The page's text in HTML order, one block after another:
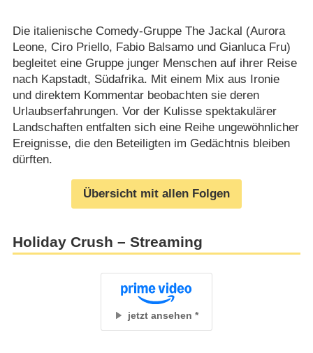
Die italienische Comedy-Gruppe The Jackal (Aurora
Leone, Ciro Priello, Fabio Balsamo und Gianluca Fru)
begleitet eine Gruppe junger Menschen auf ihrer Reise
nach Kapstadt, Südafrika. Mit einem Mix aus Ironie
und direktem Kommentar beobachten sie deren
Urlaubserfahrungen. Vor der Kulisse spektakulärer
Landschaften entfalten sich eine Reihe ungewöhnlicher
Ereignisse, die den Beteiligten im Gedächtnis bleiben
dürften.
Übersicht mit allen Folgen
Holiday Crush – Streaming
jetzt ansehen